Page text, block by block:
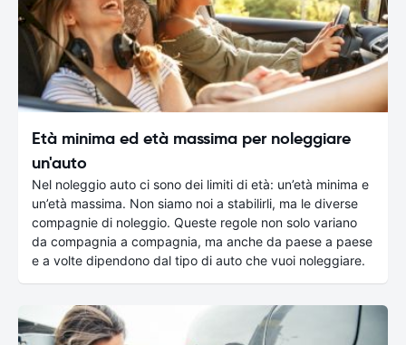
Età minima ed età massima per noleggiare
un'auto
Nel noleggio auto ci sono dei limiti di età: un’età minima e
un’età massima. Non siamo noi a stabilirli, ma le diverse
compagnie di noleggio. Queste regole non solo variano
da compagnia a compagnia, ma anche da paese a paese
e a volte dipendono dal tipo di auto che vuoi noleggiare.